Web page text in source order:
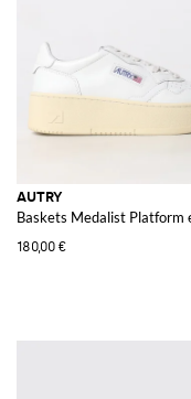
AUTRY
Baskets Medalist Platform
180,00 €